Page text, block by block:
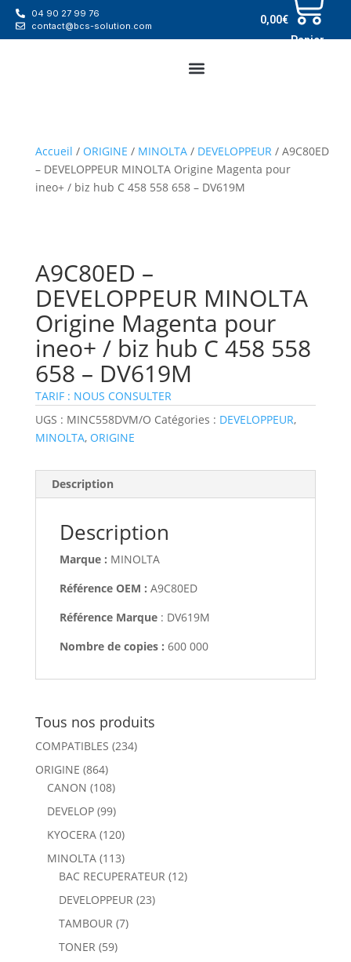
04 90 27 99 76
contact@bcs-solution.com
0,00€
Panier
Accueil / ORIGINE / MINOLTA/ DEVELOPPEUR/ A9C80ED
– DEVELOPPEUR MINOLTA Origine Magenta pour
ineo+ / biz hub C 458 558 658 – DV619M
A9C80ED –
DEVELOPPEUR MINOLTA
Origine Magenta pour
ineo+ / biz hub C 458 558
658 – DV619M
TARIF : NOUS CONSULTER
UGS : MINC558DVM/O Catégories : DEVELOPPEUR,
MINOLTA, ORIGINE
Description
Description
Marque : MINOLTA
Référence OEM : A9C80ED
Référence Marque : DV619M
Nombre de copies : 600 000
Tous nos produits
COMPATIBLES (234)
ORIGINE (864)
CANON (108)
DEVELOP (99)
KYOCERA (120)
MINOLTA (113)
BAC RECUPERATEUR (12)
DEVELOPPEUR (23)
TAMBOUR (7)
TONER (59)